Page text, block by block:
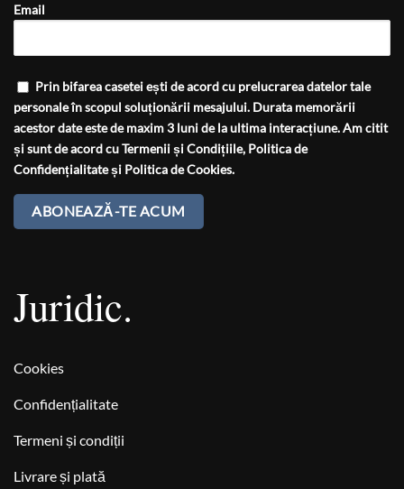
Email
Prin bifarea casetei ești de acord cu prelucrarea datelor tale
personale în scopul soluționării mesajului. Durata memorării
acestor date este de maxim 3 luni de la ultima interacțiune. Am citit
și sunt de acord cuTermenii și Condițiile, Politica de
Confidențialitateși Politica de Cookies.
Juridic.
Cookies
Confidențialitate
Termeni și condiții
Livrare și plată